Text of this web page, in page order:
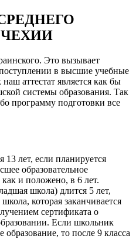
ЧЕХИИ
Это вызывает
в высшие учебные
аттестат является как бы
системы образования. Так
программу подготовки все
13 лет, если планируется
образовательное
и положено, в 6 лет.
школа) длится 5 лет,
которая заканчивается
сертификата о
Если школьник
то после 9 класса